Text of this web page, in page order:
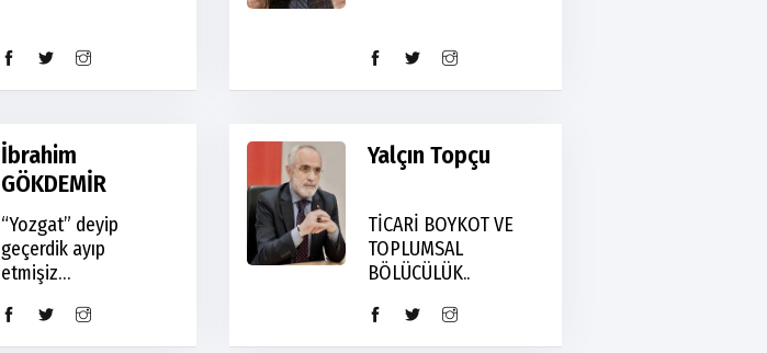
İbrahim
GÖKDEMİR
“Yozgat” deyip
geçerdik ayıp
etmişiz…
Yalçın Topçu
TİCARİ BOYKOT VE
TOPLUMSAL
BÖLÜCÜLÜK..